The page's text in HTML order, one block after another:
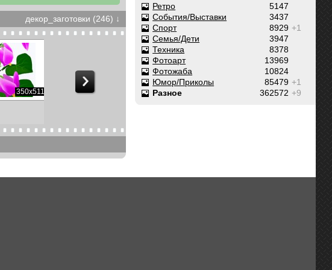
декор_заготовки (246) ↓
350x511
600x326
5147
Ретро
3437
События/Выставки
+1
8929
Спорт
3947
Семья/Дети
8378
Техника
13969
Фотоарт
10824
Фотожаба
+1
85479
Юмор/Приколы
+9
362572
Разное